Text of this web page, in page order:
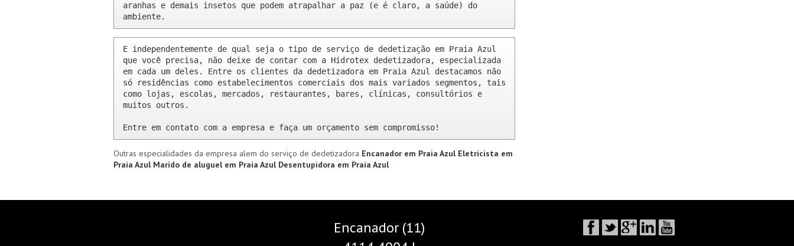
aranhas e demais insetos que podem atrapalhar a paz (e é claro, a saúde) do
ambiente.
E independentemente de qual seja o tipo de serviço de dedetização em Praia Azul
que você precisa, não deixe de contar com a Hidrotex dedetizadora, especializada
em cada um deles. Entre os clientes da dedetizadora em Praia Azul destacamos não
só residências como estabelecimentos comerciais dos mais variados segmentos, tais
como lojas, escolas, mercados, restaurantes, bares, clínicas, consultórios e
muitos outros.
Entre em contato com a empresa e faça um orçamento sem compromisso!
Outras especialidades da empresa alem do serviço de dedetizadora Encanador em Praia Azul Eletricista em
Praia Azul Marido de aluguel em Praia Azul Desentupidora em Praia Azul
Encanador (11)